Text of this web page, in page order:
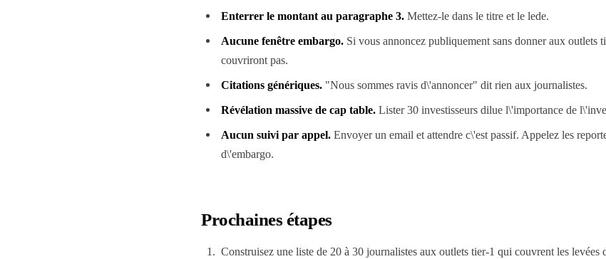
Enterrer le montant au paragraphe 3. Mettez-le dans le titre et le lede.
Aucune fenêtre embargo. Si vous annoncez publiquement sans donner aux outlets
couvriront pas.
Citations génériques. "Nous sommes ravis d\'annoncer" dit rien aux journalistes.
Révélation massive de cap table. Lister 30 investisseurs dilue l\'importance de
Aucun suivi par appel. Envoyer un email et attendre c\'est passif. Appelez les
d\'embargo.
Prochaines étapes
Construisez une liste de 20 à 30 journalistes aux outlets tier-1 qui couvrent les levées